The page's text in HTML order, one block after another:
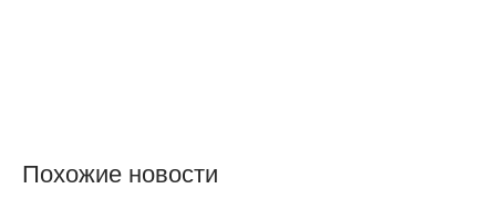
Похожие новости